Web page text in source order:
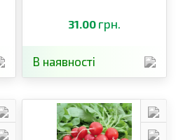
31.00 грн.
В наявності